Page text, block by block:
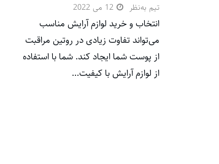
تیم به‌نظر 12 می 2022
انتخاب و خرید لوازم آرایش مناسب
می‌تواند تفاوت زیادی در روتین مراقبت
از پوست شما ایجاد کند. شما با استفاده
از لوازم آرایش با کیفیت...